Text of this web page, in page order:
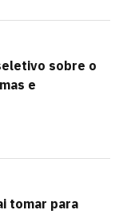
sobre o
e
tomar para